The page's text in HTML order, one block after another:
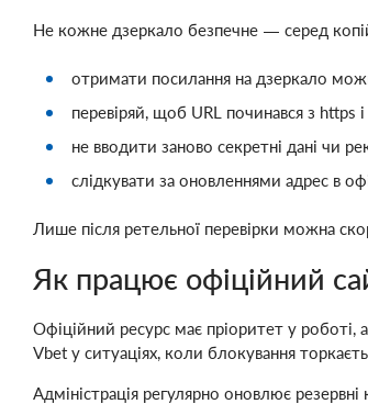
Не кожне дзеркало безпечне — серед
отримати посилання на дзеркало
перевіряй, щоб URL починався з https
не вводити заново секретні дані чи
слідкувати за оновленнями адрес в
Лише після ретельної перевірки можна
Як працює офіційний
Офіційний ресурс має пріоритет у
Vbet у ситуаціях, коли блокування
Адміністрація регулярно оновлює